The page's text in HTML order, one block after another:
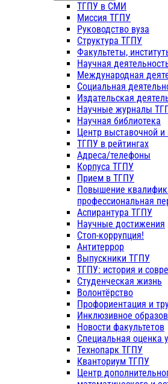
ТГПУ в СМИ
Миссия ТГПУ
Руководство вуза
Структура ТГПУ
Факультеты,
Научная
Международная
Социальная
Издательская
Научные журналы
Научная библиотека
Центр выставочной и
ТГПУ в рейтингах
Адреса/телефоны
Корпуса ТГПУ
Прием в ТГПУ
Повышение
профессиональная
Аспирантура ТГПУ
Научные достижения
Стоп-коррупция!
Антитеррор
Выпускники ТГПУ
ТГПУ: история и
Студенческая жизнь
Волонтёрство
Профориентация и
Инклюзивное
Новости факультетов
Специальная оценка
Технопарк ТГПУ
Кванториум ТГПУ
Центр